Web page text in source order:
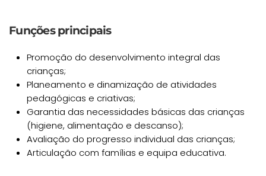
Funções principais
Promoção do desenvolvimento integral das
crianças;
Planeamento e dinamização de atividades
pedagógicas e criativas;
Garantia das necessidades básicas das crianças
(higiene, alimentação e descanso);
Avaliação do progresso individual das crianças;
Articulação com famílias e equipa educativa.